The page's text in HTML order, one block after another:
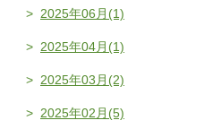
2025年06月(1)
2025年04月(1)
2025年03月(2)
2025年02月(5)